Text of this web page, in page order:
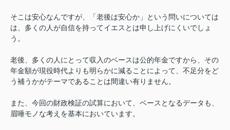
そこは安心なんですが、「老後は安心か」という問いについては
は、多くの人が自信を持ってイエスとは申し上げにくいでしょ
う。
老後、多くの人にとって収入のベースは公的年金ですから、その
年金額が現役時代よりも明らかに減ることによって、不足分をど
う補うかがテーマであることは間違い有りません。
また、今回の財政検証の試算において、ベースとなるデータも、
眉唾モノな考えを基本においています。